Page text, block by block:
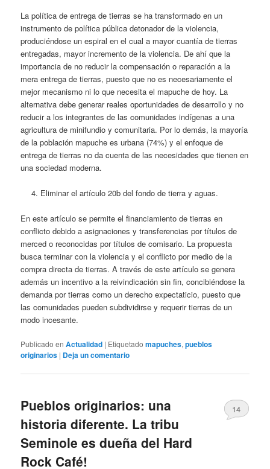
La política de entrega de tierras se ha transformado en un
instrumento de política pública detonador de la violencia,
produciéndose un espiral en el cual a mayor cuantía de tierras
entregadas, mayor incremento de la violencia. De ahí que la
importancia de no reducir la compensación o reparación a la
mera entrega de tierras, puesto que no es necesariamente el
mejor mecanismo ni lo que necesita el mapuche de hoy. La
alternativa debe generar reales oportunidades de desarrollo y no
reducir a los integrantes de las comunidades indígenas a una
agricultura de minifundio y comunitaria. Por lo demás, la mayoría
de la población mapuche es urbana (74%) y el enfoque de
entrega de tierras no da cuenta de las necesidades que tienen en
una sociedad moderna.
Eliminar el artículo 20b del fondo de tierra y aguas.
En este artículo se permite el financiamiento de tierras en
conflicto debido a asignaciones y transferencias por títulos de
merced o reconocidas por títulos de comisario. La propuesta
busca terminar con la violencia y el conflicto por medio de la
compra directa de tierras. A través de este artículo se genera
además un incentivo a la reivindicación sin fin, concibiéndose la
demanda por tierras como un derecho expectaticio, puesto que
las comunidades pueden subdividirse y requerir tierras de un
modo incesante.
Publicado en Actualidad | Etiquetado mapuches,pueblos
originarios | Deja un comentario
Pueblos originarios: una
historia diferente. La tribu
Seminole es dueña del Hard
Rock Café!
14